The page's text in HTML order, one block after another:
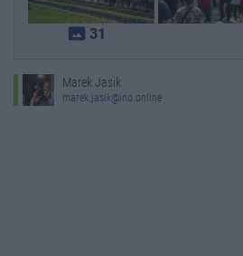
photo_size_select_actual 31
Marek Jasik
marek.jasik@ino.online